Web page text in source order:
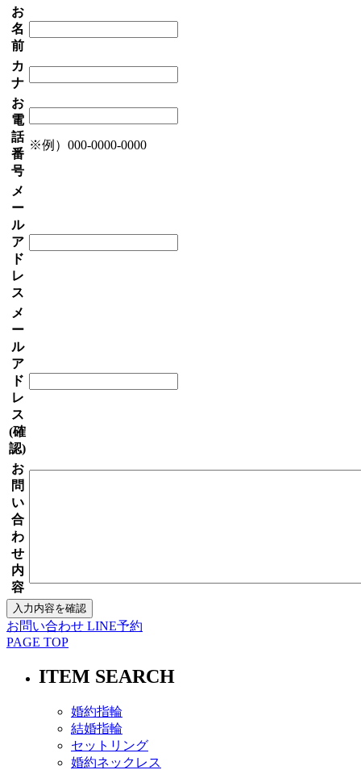
お
名
前
カ
ナ
お
電
話
番
号
※例）000-0000-0000
メ
ー
ル
ア
ド
レ
ス
メ
ー
ル
ア
ド
レ
ス
(確
認)
お
問
い
合
わ
せ
内
容
お問い合わせ LINE予約
PAGE TOP
ITEM SEARCH
婚約指輪
結婚指輪
セットリング
婚約ネックレス